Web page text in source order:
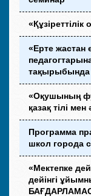
«Ерте жастан
«Оқушының
қазақ тілі
Программа
школ города
«Мектепке
дейінгі